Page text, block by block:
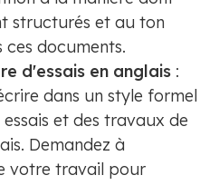
structurés et au ton
ces documents.
d'essais en anglais :
dans un style formel
et des travaux de
Demandez à
votre travail pour